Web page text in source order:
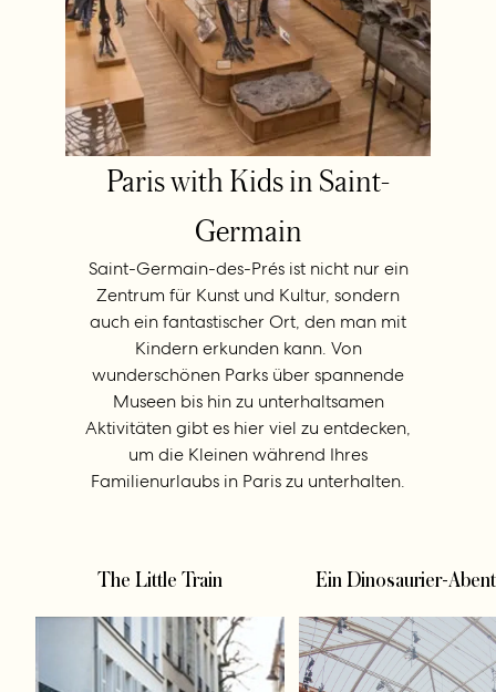
Paris with Kids in Saint-
Germain
Saint-Germain-des-Prés ist nicht nur ein
Zentrum für Kunst und Kultur, sondern
auch ein fantastischer Ort, den man mit
Kindern erkunden kann. Von
wunderschönen Parks über spannende
Museen bis hin zu unterhaltsamen
Aktivitäten gibt es hier viel zu entdecken,
um die Kleinen während Ihres
Familienurlaubs in Paris zu unterhalten.
The Little Train Ein Dinosaurier-